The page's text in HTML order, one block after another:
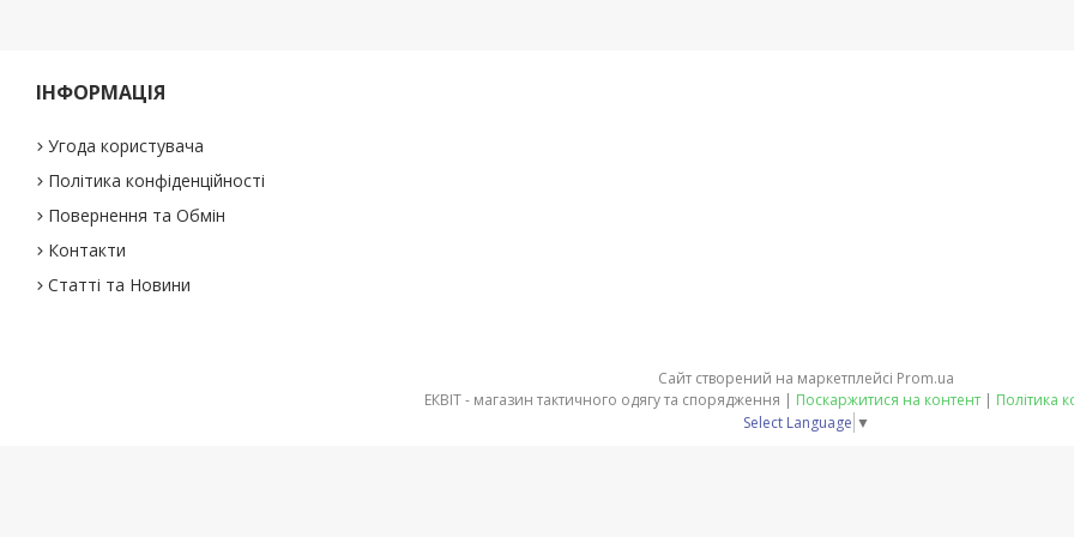
ІНФОРМАЦІЯ
Угода користувача
Політика конфіденційності
Повернення та Обмін
Контакти
Статті та Новини
Сайт створений на маркетплейсі Prom.ua
ЕКВІТ - магазин тактичного одягу та спорядження | Поскаржитися на контент | Політика
Select Language ▼